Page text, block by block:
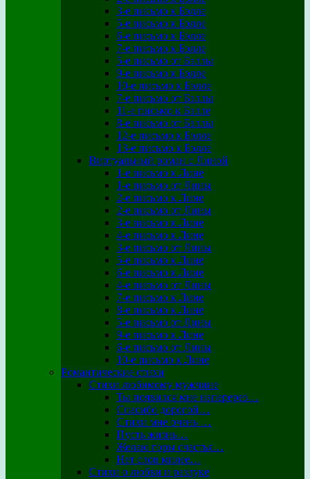
3-е письмо к Бэлле
5-е письмо к Бэлле
6-е письмо к Бэлле
7-е письмо к Бэлле
5-е письмо от Бэллы
9-е письмо к Бэлле
10-е письмо к Бэлле
7-е письмо от Бэллы
11-е письмо к Бэлле
8-е письмо от Бэллы
12-е письмо к Бэлле
13-е письмо к Бэлле
Виртуальный роман с Линой
1-е письмо к Лине
1-е письмо от Лины
2-е письмо к Лине
2-е письмо от Лины
3-е письмо к Лине
4-е письмо к Лине
3-е письмо от Лины
5-е письмо к Лине
6-е письмо к Лине
4-е письмо от Лины
7-е письмо к Лине
8-е письмо к Лине
5-е письмо от Лины
9-е письмо к Лине
6-е письмо от Лины
10-е письмо к Лине
Романтические стихи
Стихи любимому мужчине
Ты появился мне наперерез…
Спасибо дорогой…
Стихи мне очень …
Пусть жизнь…
Желаю горы счастья…
Нет слов милее…
Стихи о любви и разлуке